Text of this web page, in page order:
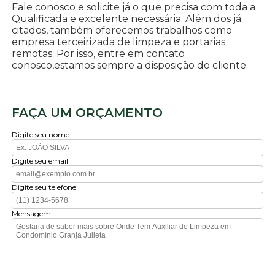
Fale conosco e solicite já o que precisa com toda a
Qualificada e excelente necessária. Além dos já
citados, também oferecemos trabalhos como
empresa terceirizada de limpeza e portarias
remotas. Por isso, entre em contato
conosco,estamos sempre a disposição do cliente.
FAÇA UM ORÇAMENTO
Digite seu nome
Digite seu email
Digite seu telefone
Mensagem